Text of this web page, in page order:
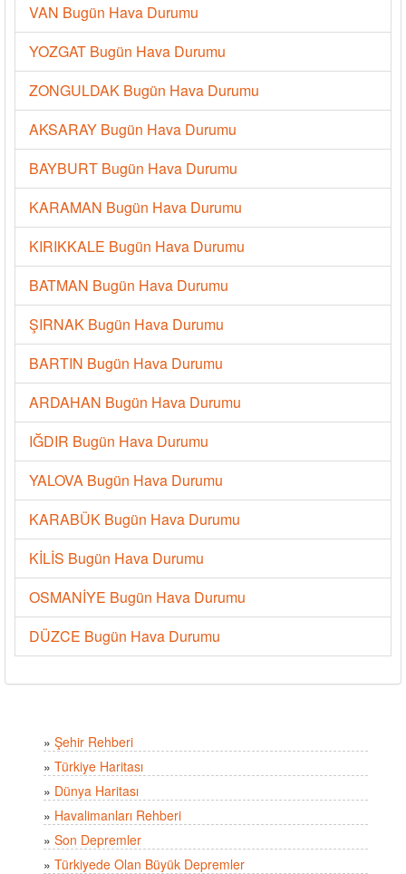
VAN Bugün Hava Durumu
YOZGAT Bugün Hava Durumu
ZONGULDAK Bugün Hava Durumu
AKSARAY Bugün Hava Durumu
BAYBURT Bugün Hava Durumu
KARAMAN Bugün Hava Durumu
KIRIKKALE Bugün Hava Durumu
BATMAN Bugün Hava Durumu
ŞIRNAK Bugün Hava Durumu
BARTIN Bugün Hava Durumu
ARDAHAN Bugün Hava Durumu
IĞDIR Bugün Hava Durumu
YALOVA Bugün Hava Durumu
KARABÜK Bugün Hava Durumu
KİLİS Bugün Hava Durumu
OSMANİYE Bugün Hava Durumu
DÜZCE Bugün Hava Durumu
» Şehir Rehberi
» Türkiye Haritası
» Dünya Haritası
» Havalimanları Rehberi
» Son Depremler
» Türkiyede Olan Büyük Depremler